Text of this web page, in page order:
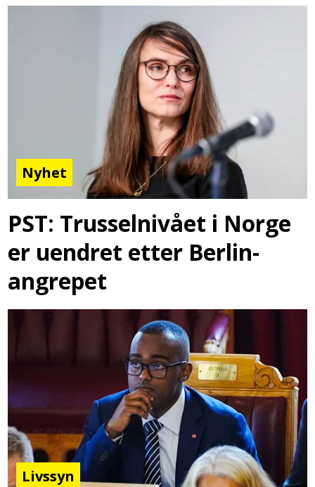
Nyhet
PST: Trusselnivået i Norge
er uendret etter Berlin-
angrepet
Livssyn